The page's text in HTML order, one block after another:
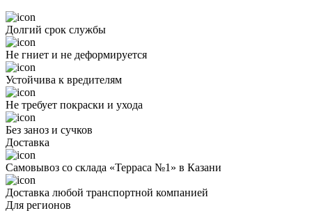
Долгий срок службы
Не гниет и не деформируется
Устойчива к вредителям
Не требует покраски и ухода
Без заноз и сучков
Доставка
Самовывоз со склада «Терраса №1» в Казани
Доставка любой транспортной компанией
Для регионов